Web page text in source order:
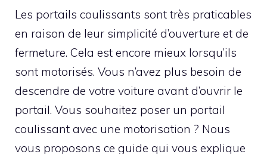
Les portails coulissants sont très praticables
en raison de leur simplicité d’ouverture et de
fermeture. Cela est encore mieux lorsqu’ils
sont motorisés. Vous n’avez plus besoin de
descendre de votre voiture avant d’ouvrir le
portail. Vous souhaitez poser un portail
coulissant avec une motorisation ? Nous
vous proposons ce guide qui vous explique